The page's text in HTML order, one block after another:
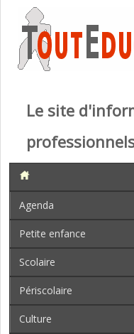
Le site
Agenda
Petite enfance
Scolaire
Périscolaire
Culture